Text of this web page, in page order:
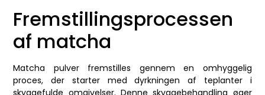
Fremstillingsprocessen
af matcha
Matcha pulver fremstilles gennem en omhyggelig
proces, der starter med dyrkningen af teplanter i
skyggefulde omgivelser. Denne skyggebehandling øger